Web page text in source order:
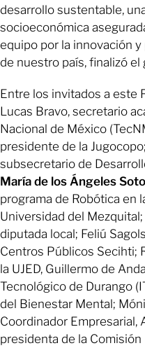
desarrollo sustentable,
socioeconómica
equipo por la innovación
de nuestro país, finalizó el
Entre los invitados a este
Lucas Bravo, secretario
Nacional de México
presidente de la
subsecretario de
María de los Ángeles
programa de Robótica en
Universidad del Mezquital;
diputada local; Feliú
Centros Públicos Secihti;
la UJED, Guillermo de
Tecnológico de Durango
del Bienestar Mental;
Coordinador Empresarial,
presidenta de la